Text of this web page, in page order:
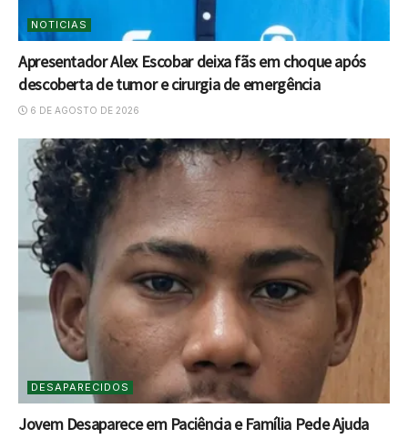
NOTICIAS
Apresentador Alex Escobar deixa fãs em choque após
descoberta de tumor e cirurgia de emergência
6 DE AGOSTO DE 2026
DESAPARECIDOS
Jovem Desaparece em Paciência e Família Pede Ajuda